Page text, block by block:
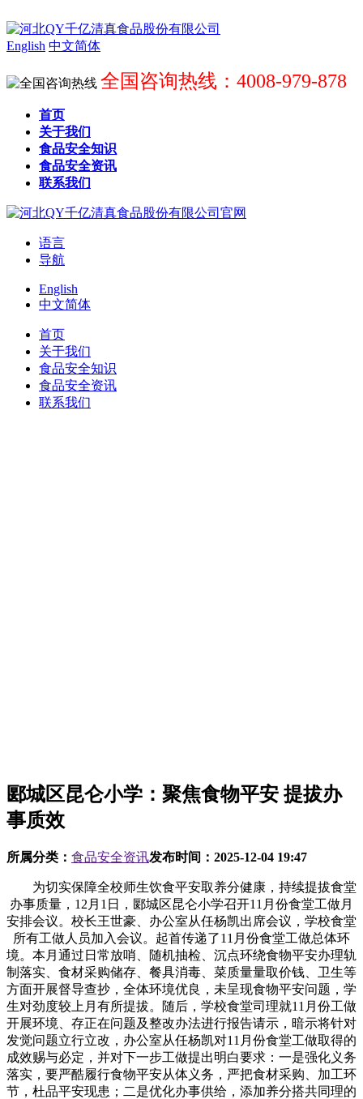
English 中文简体
全国咨询热线：4008-979-878
首页
关于我们
食品安全知识
食品安全资讯
联系我们
语言
导航
English
中文简体
首页
关于我们
食品安全知识
食品安全资讯
联系我们
郾城区昆仑小学：聚焦食物平安 提拔办
事质效
所属分类： 食品安全资讯发布时间： 2025-12-04 19:47
为切实保障全校师生饮食平安取养分健康，持续提拔食堂
办事质量，12月1日，郾城区昆仑小学召开11月份食堂工做月
安排会议。校长王世豪、办公室从任杨凯出席会议，学校食堂
所有工做人员加入会议。起首传递了11月份食堂工做总体环
境。本月通过日常放哨、随机抽检、沉点环绕食物平安办理轨
制落实、食材采购储存、餐具消毒、菜质量量取价钱、卫生等
方面开展督导查抄，全体环境优良，未呈现食物平安问题，学
生对劲度较上月有所提拔。随后，学校食堂司理就11月份工做
开展环境、存正在问题及整改办法进行报告请示，暗示将针对
发觉问题立行立改，办公室从任杨凯对11月份食堂工做取得的
成效赐与必定，并对下一步工做提出明白要求：一是强化义务
落实，要严酷履行食物平安从体义务，严把食材采购、加工环
节，杜品平安现患；二是优化办事供给，添加养分搭共同理的